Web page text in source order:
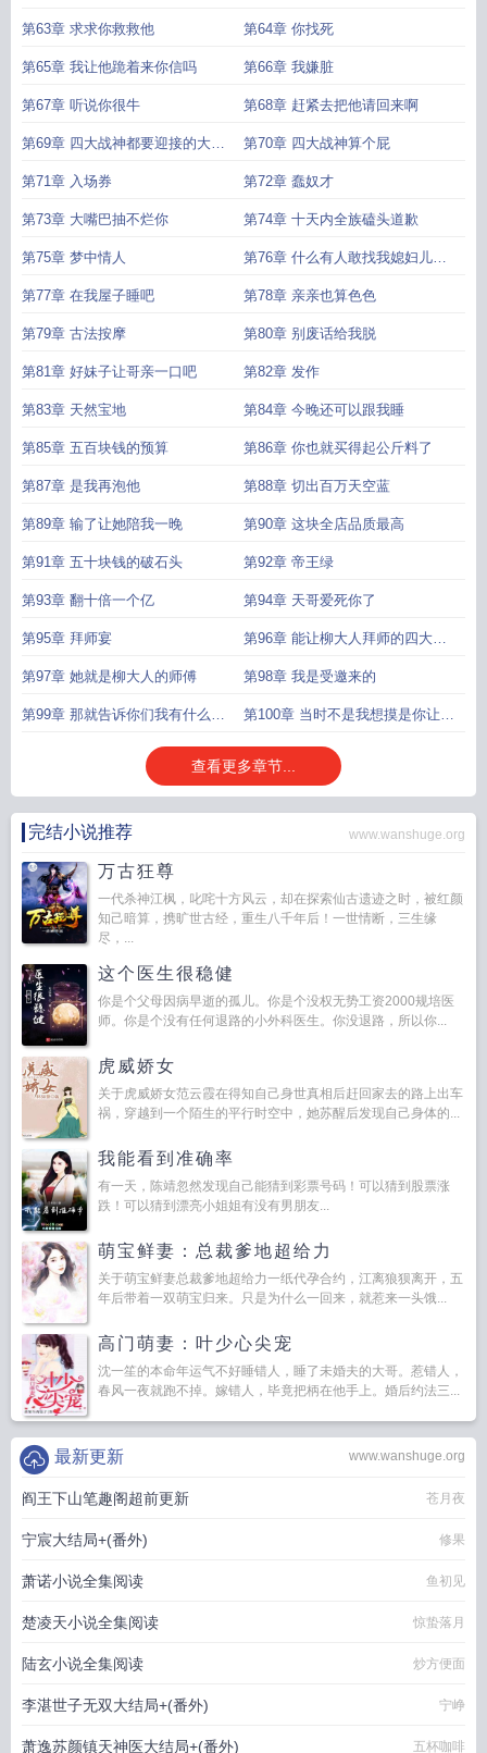
第63章 求求你救救他 第64章 你找死
第65章 我让他跪着来你信吗 第66章 我嫌脏
第67章 听说你很牛 第68章 赶紧去把他请回来啊
第69章 四大战神都要迎接的大人
物想看吗
第70章 四大战神算个屁
第71章 入场券 第72章 蠢奴才
第73章 大嘴巴抽不烂你 第74章 十天内全族磕头道歉
第75章 梦中情人 第76章 什么有人敢找我媳妇儿的
茬儿
第77章 在我屋子睡吧 第78章 亲亲也算色色
第79章 古法按摩 第80章 别废话给我脱
第81章 好妹子让哥亲一口吧 第82章 发作
第83章 天然宝地 第84章 今晚还可以跟我睡
第85章 五百块钱的预算 第86章 你也就买得起公斤料了
第87章 是我再泡他 第88章 切出百万天空蓝
第89章 输了让她陪我一晚 第90章 这块全店品质最高
第91章 五十块钱的破石头 第92章 帝王绿
第93章 翻十倍一个亿 第94章 天哥爱死你了
第95章 拜师宴 第96章 能让柳大人拜师的四大战
神吗
第97章 她就是柳大人的师傅 第98章 我是受邀来的
第99章 那就告诉你们我有什么资 第100章 当时不是我想摸是你让我
摸的
查看更多章节...
完结小说推荐 www.wanshuge.org
万古狂尊
一代杀神江枫，叱咤十方风云，却在探索仙古遗迹之时，被红颜
知己暗算，携旷世古经，重生八千年后！一世情断，三生缘
尽，...
这个医生很稳健
你是个父母因病早逝的孤儿。你是个没权无势工资2000规培医
师。你是个没有任何退路的小外科医生。你没退路，所以你...
虎威娇女
关于虎威娇女范云霞在得知自己身世真相后赶回家去的路上出车
祸，穿越到一个陌生的平行时空中，她苏醒后发现自己身体的...
我能看到准确率
有一天，陈靖忽然发现自己能猜到彩票号码！可以猜到股票涨
跌！可以猜到漂亮小姐姐有没有男朋友...
萌宝鲜妻：总裁爹地超给力
关于萌宝鲜妻总裁爹地超给力一纸代孕合约，江离狼狈离开，五
年后带着一双萌宝归来。只是为什么一回来，就惹来一头饿...
高门萌妻：叶少心尖宠
沈一笙的本命年运气不好睡错人，睡了未婚夫的大哥。惹错人，
春风一夜就跑不掉。嫁错人，毕竟把柄在他手上。婚后约法三...
www.wanshuge.org
最新更新
阎王下山笔趣阁超前更新 苍月夜
宁宸大结局+(番外) 修果
萧诺小说全集阅读 鱼初见
楚凌天小说全集阅读 惊蛰落月
陆玄小说全集阅读 炒方便面
李湛世子无双大结局+(番外) 宁峥
萧逸苏颜镇天神医大结局+(番外) 五杯咖啡